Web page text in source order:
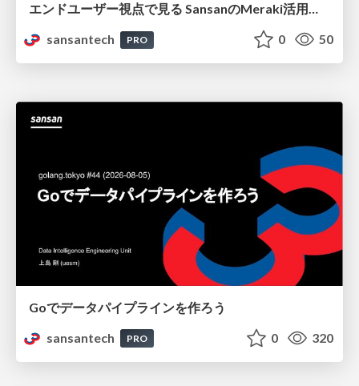
エンドユーザー視点で見る SansanのMeraki活用と内製自動化
sansantech
PRO 0 50
Goでデータパイプラインを作ろう
sansantech
PRO 0 320